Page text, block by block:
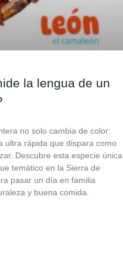
la lengua de un
no solo cambia de color:
ultra rápida que dispara como
Descubre esta especie única
temático en la Sierra de
pasar un día en familia
y buena comida.